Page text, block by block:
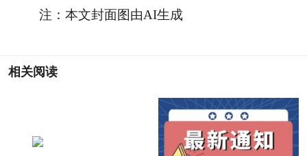
注：本文封面图由AI生成
相关阅读